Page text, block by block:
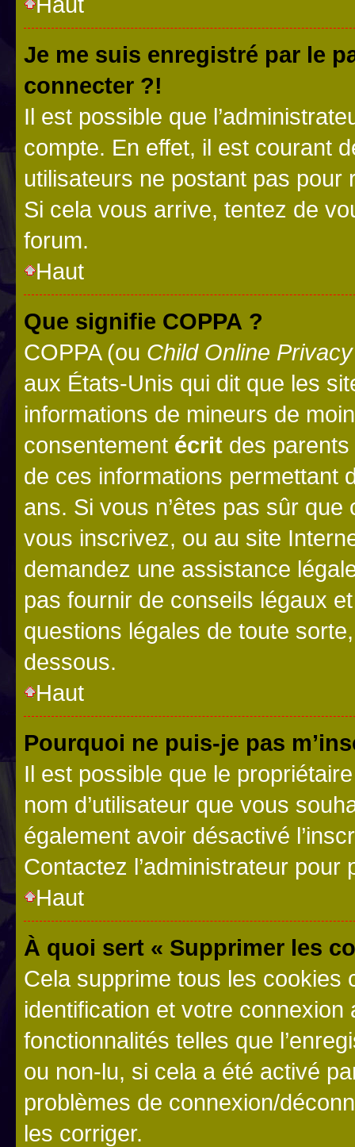
Je me suis enregistré par le
connecter ?!
Il est possible que
compte. En effet, il est courant
utilisateurs ne postant pas pour
Si cela vous arrive, tentez de
forum.
Haut
Que signifie COPPA ?
COPPA (ou Child Online
aux États-Unis qui dit que les
informations de mineurs de
consentement écrit des parents
de ces informations permettant
ans. Si vous n’êtes pas sûr
vous inscrivez, ou au site
demandez une assistance
pas fournir de conseils légaux
questions légales de toute
dessous.
Haut
Pourquoi ne puis-je pas
Il est possible que le
nom d’utilisateur que vous
également avoir désactivé
Contactez l’administrateur
Haut
À quoi sert « Supprimer les
Cela supprime tous les cookies
identification et votre
fonctionnalités telles que
ou non-lu, si cela a été activé
problèmes de connexion/
les corriger.